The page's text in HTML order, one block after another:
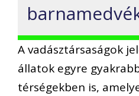
A vadásztársaságok
állatok egyre
térségekben is,